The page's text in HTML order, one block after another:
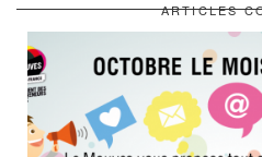
ARTICLES